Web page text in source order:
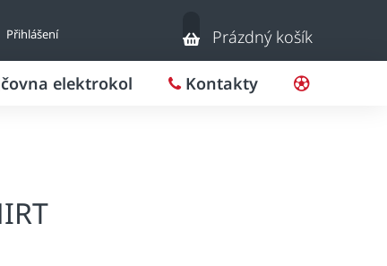
Přihlášení
Nákupní
košík
Prázdný košík
elektrokol Kontakty